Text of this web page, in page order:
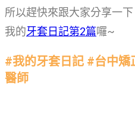
所以趕快來跟大家分享一下
我的牙套日記第2篇囉~
#我的牙套日記 #台中
醫師